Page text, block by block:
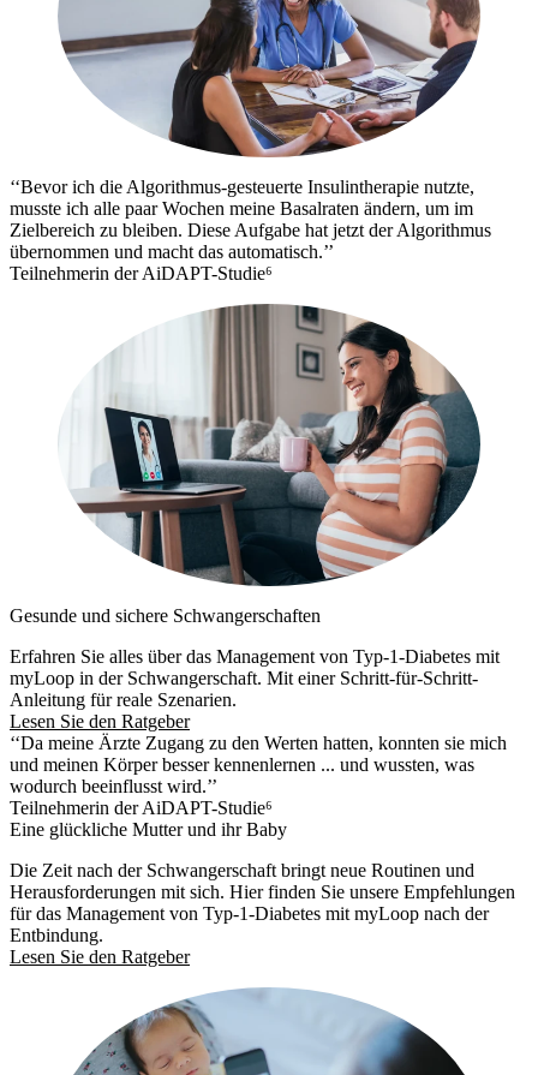
‘‘Bevor ich die Algorithmus-gesteuerte Insulintherapie nutzte,
musste ich alle paar Wochen meine Basalraten ändern, um im
Zielbereich zu bleiben. Diese Aufgabe hat jetzt der Algorithmus
übernommen und macht das automatisch.’’
Teilnehmerin der AiDAPT-Studie⁶
Gesunde und sichere Schwangerschaften
Erfahren Sie alles über das Management von Typ-1-Diabetes mit
myLoop in der Schwangerschaft. Mit einer Schritt-für-Schritt-
Anleitung für reale Szenarien.
Lesen Sie den Ratgeber
‘‘Da meine Ärzte Zugang zu den Werten hatten, konnten sie mich
und meinen Körper besser kennenlernen ... und wussten, was
wodurch beeinflusst wird.’’
Teilnehmerin der AiDAPT-Studie⁶
Eine glückliche Mutter und ihr Baby
Die Zeit nach der Schwangerschaft bringt neue Routinen und
Herausforderungen mit sich. Hier finden Sie unsere Empfehlungen
für das Management von Typ-1-Diabetes mit myLoop nach der
Entbindung.
Lesen Sie den Ratgeber